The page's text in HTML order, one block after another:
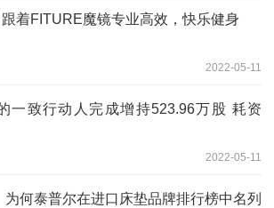
着FITURE魔镜专业高效，快乐健身
2022-05-11
一致行动人完成增持523.96万股 耗资
2022-05-11
为何泰普尔在进口床垫品牌排行榜中名列